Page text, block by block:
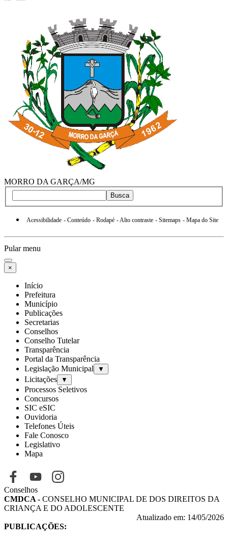
MORRO DA GARÇA/MG
Busca
Acessibilidade - Conteúdo - Rodapé - Alto contraste - Sitemaps - Mapa do Site
Pular menu
×
Início
Prefeitura
Município
Publicações
Secretarias
Conselhos
Conselho Tutelar
Transparência
Portal da Transparência
Legislação Municipal
▼
Licitações ▼
Processos Seletivos
Concursos
SIC eSIC
Ouvidoria
Telefones Úteis
Fale Conosco
Legislativo
Mapa
Conselhos
CMDCA - CONSELHO MUNICIPAL DE DOS DIREITOS DA
CRIANÇA E DO ADOLESCENTE
Atualizado em: 14/05/2026
PUBLICAÇÕES: